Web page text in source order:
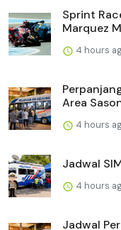
Sprint
Marquez
4 hours
Area
4 hours
Jadwal
4 hours
Jadwal